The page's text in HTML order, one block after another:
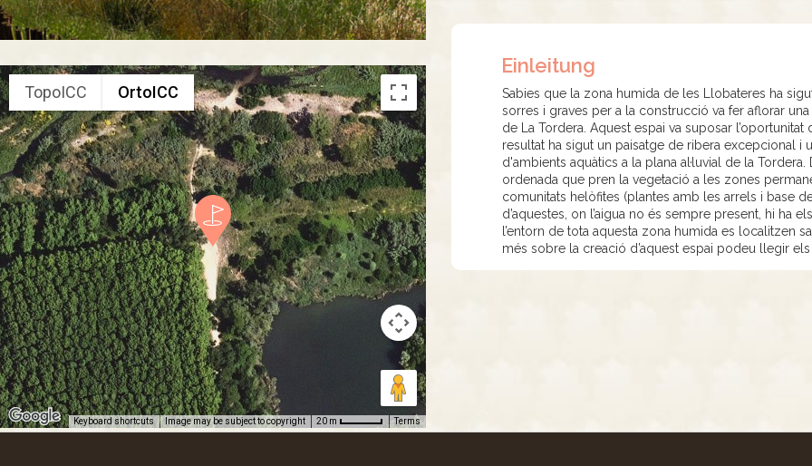
TopoICC OrtoICC
Keyboard shortcuts Image may be subject to copyright 20 m Terms
Einleitung
Sabies que la zona humida de les Llobateres ha
sorres i graves per a la construcció va fer aflorar
de La Tordera. Aquest espai va suposar l’oportunitat
resultat ha sigut un paisatge de ribera excepcional i
d'ambients aquàtics a la plana al·luvial de la
ordenada que pren la vegetació a les zones
comunitats helòfites (plantes amb les arrels i base
d’aquestes, on l’aigua no és sempre present, hi ha
l’entorn de tota aquesta zona humida es localitzen
més sobre la creació d’aquest espai podeu llegir els